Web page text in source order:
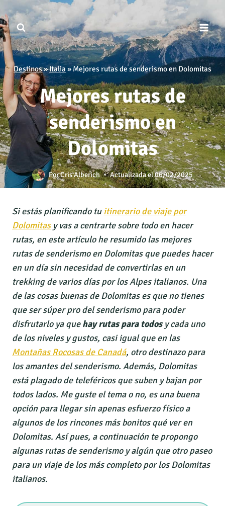
Saltar
al
contenido
Destinos»Italia »Mejores rutas de senderismo en Dolomitas
Mejores rutas de
senderismo en
Dolomitas
PorCris Alberich Actualizada el06/02/2025
Si estás planificando tuitinerario de viaje por
Dolomitasy vas a centrarte sobre todo en hacer
rutas, en este artículo he resumido las mejores
rutas de senderismo en Dolomitas que puedes hacer
en un día sin necesidad de convertirlas en un
trekking de varios días por los Alpes italianos. Una
de las cosas buenas de Dolomitas es que no tienes
que ser súper pro del senderismo para poder
disfrutarlo ya quehay rutas para todosy cada uno
de los niveles y gustos, casi igual que en las
Montañas Rocosas de Canadá, otro destinazo para
los amantes del senderismo. Además, Dolomitas
está plagado de teleféricos que suben y bajan por
todos lados. Me guste el tema o no, es una buena
opción para llegar sin apenas esfuerzo físico a
algunos de los rincones más bonitos qué ver en
Dolomitas. Así pues, a continuación te propongo
algunas rutas de senderismo y algún que otro paseo
para un viaje de los más completo por los Dolomitas
italianos.